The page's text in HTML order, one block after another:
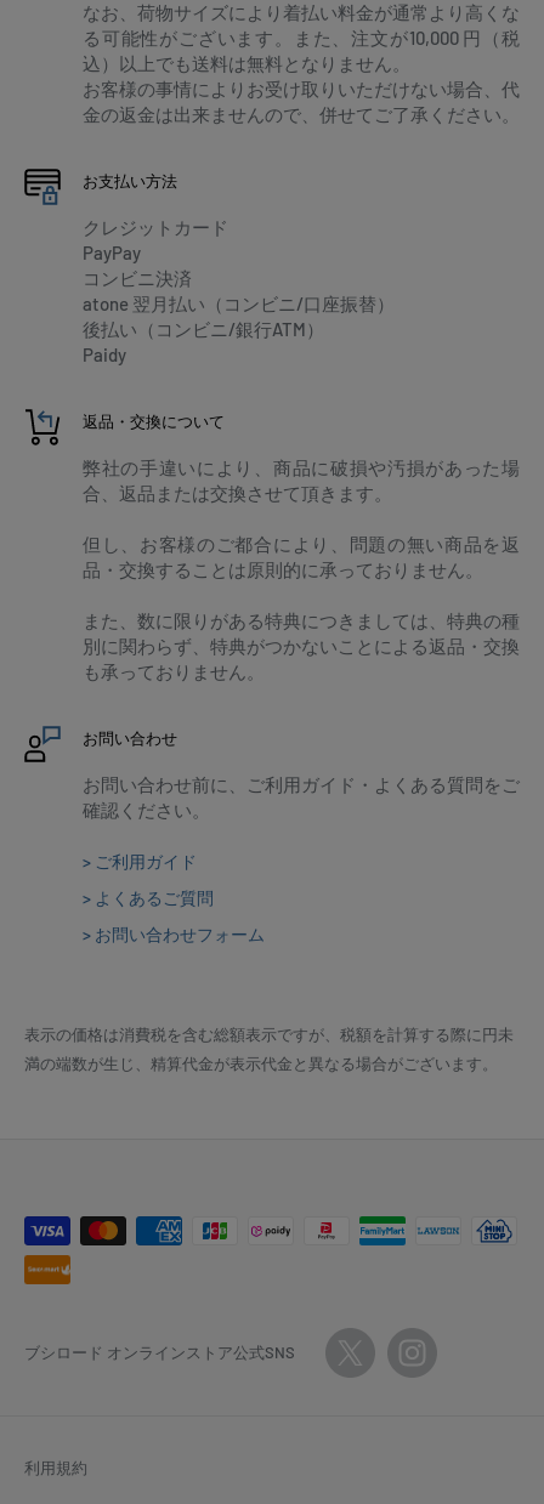
なお、荷物サイズにより着払い料金が通常より高くな
る可能性がございます。また、注文が10,000 円（税
込）以上でも送料は無料となりません。
お客様の事情によりお受け取りいただけない場合、代
金の返金は出来ませんので、併せてご了承ください。
お支払い方法
クレジットカード
PayPay
コンビニ決済
atone 翌月払い（コンビニ/口座振替）
後払い（コンビニ/銀行ATM）
Paidy
返品・交換について
弊社の手違いにより、商品に破損や汚損があった場
合、返品または交換させて頂きます。
但し、お客様のご都合により、問題の無い商品を返
品・交換することは原則的に承っておりません。
また、数に限りがある特典につきましては、特典の種
別に関わらず、特典がつかないことによる返品・交換
も承っておりません。
お問い合わせ
お問い合わせ前に、ご利用ガイド・よくある質問をご
確認ください。
> ご利用ガイド
> よくあるご質問
> お問い合わせフォーム
表示の価格は消費税を含む総額表示ですが、税額を計算する際に円未
満の端数が生じ、精算代金が表示代金と異なる場合がございます。
ブシロード オンラインストア公式SNS
利用規約